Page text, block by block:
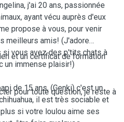
j'ai 20 ans, passionnée
ayant vécu auprès d'eux
propose à vous, pour venir
meilleurs amis! (J'adore
vous avez des p'tits chats à
un immense plaisir!)
de 15 ans, (Genki) c'est un
il est très sociable et
si votre loulou aime ses
et un certificat de formation
pour toute question, je reste à